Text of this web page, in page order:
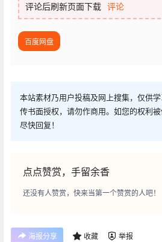
评论后刷新页面下载 评论
百度网盘
本站素材乃用户投稿及网上搜集，仅供
传书面授权，请勿作商用。如您的权利
尽快回复！
点点赞赏，手留余香
还没有人赞赏，快来当第一个赞赏的人吧！
海报分享 收藏 举报